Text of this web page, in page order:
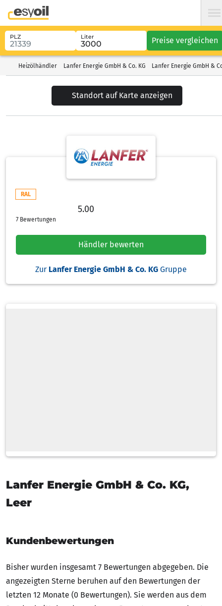
PLZ Liter Preise vergleichen
Heizölhändler Lanfer Energie GmbH & Co. KG Lanfer Energie GmbH &
Standort auf Karte anzeigen
RAL
5.00
5.00 von 5 Sternen
7 Bewertungen
Händler bewerten
Zur Lanfer Energie GmbH & Co. KG Gruppe
Lanfer Energie GmbH & Co. KG,
Leer
Kundenbewertungen
Bisher wurden insgesamt 7 Bewertungen abgegeben. Die
angezeigten Sterne beruhen auf den Bewertungen der
letzten 12 Monate (0 Bewertungen). Sie werden aus dem